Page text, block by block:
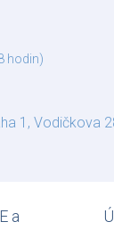
hodin)
1, Vodičkova
a